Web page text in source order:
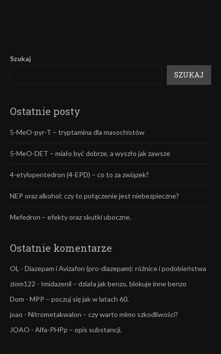
Szukaj
SZUKAJ
Ostatnie posty
5-MeO-pyr-T – tryptamina dla masochistów
5-MeO-DET – miało być dobrze, a wyszło jak zawsze
4-etylopentedron (4-EPD) – co to za związek?
NEP oraz alkohol: czy to połączenie jest niebezpieczne?
Mefedron – efekty oraz skutki uboczne.
Ostatnie komentarze
OL - Diazepam i Avizafon (pro-diazepam): różnice i podobieństwa
ziom122 - Imidazenil – działa jak benzo, blokuje inne benzo
Dom - MPP – poczuj się jak w latach 60.
joao - Nitrometakwalon – czy warto mimo szkodliwości?
JOAO - Alfa-PHPp – opis substancji.